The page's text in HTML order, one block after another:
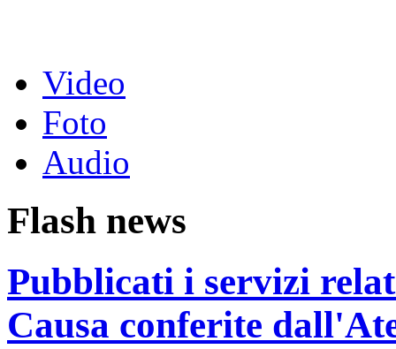
Video
Foto
Audio
Flash news
Pubblicati i servizi
Causa conferite